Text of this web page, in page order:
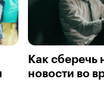
Как сберечь
новости во